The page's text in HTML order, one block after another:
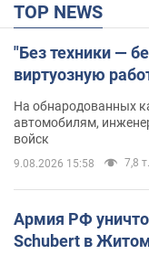
TOP NEWS
"Без техники —
виртуозную
На обнародованных
автомобилям,
войск
9.08.2026 15:58 7,8 т.
Армия РФ
Schubert в